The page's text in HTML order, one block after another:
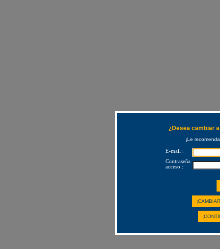
¿Desea cambiar
¡Le
E-mail :
Contraseña
acceso :